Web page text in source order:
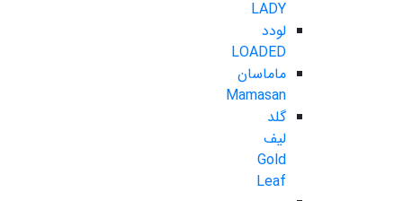
LADY
لودد
LOADED
ماماسان
Mamasan
گلد
لیف
Gold
Leaf